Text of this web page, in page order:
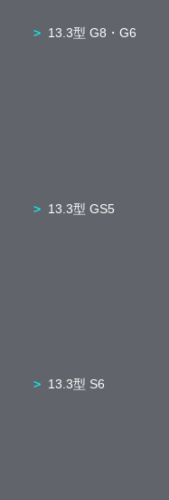
13.3型 G8・G6
13.3型 GS5
13.3型 S6